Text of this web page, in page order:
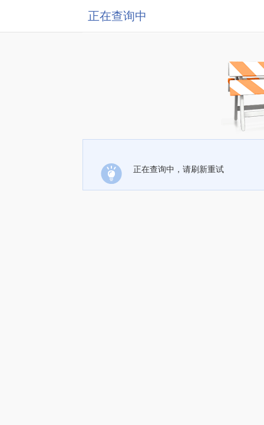
正在查询中
正在查询中，请刷新重试